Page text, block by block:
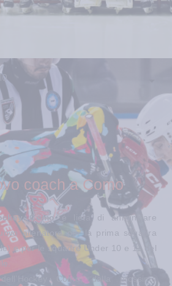
coach a Como
Comoè lieta di annunciare
allenatore per la prima squadra
e per le squadre Under 10 e 11 del
Como, dalla prossima